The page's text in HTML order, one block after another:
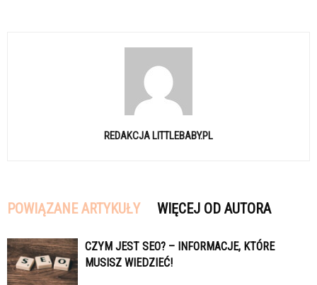
REDAKCJA LITTLEBABY.PL
POWIĄZANE ARTYKUŁY WIĘCEJ OD AUTORA
CZYM JEST SEO? – INFORMACJE, KTÓRE
MUSISZ WIEDZIEĆ!